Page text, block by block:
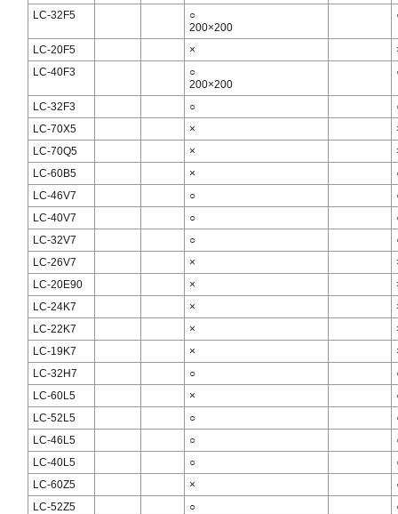
LC-32F5
○
200×200
LC-20F5 ×
LC-40F3
○
200×200
LC-32F3 ○
LC-70X5
×
LC-70Q5
×
LC-60B5
×
LC-46V7
○
LC-40V7
○
LC-32V7
○
LC-26V7
×
LC-20E90
×
LC-24K7
×
LC-22K7
×
LC-19K7
×
LC-32H7
○
LC-60L5
×
LC-52L5
○
LC-46L5
○
LC-40L5
○
LC-60Z5
×
LC-52Z5
○